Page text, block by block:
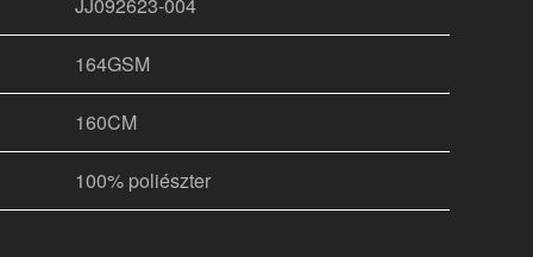
JJ092623-004
164GSM
160CM
100% poliészter